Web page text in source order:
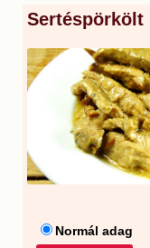
Sertéspörkölt
Normál adag